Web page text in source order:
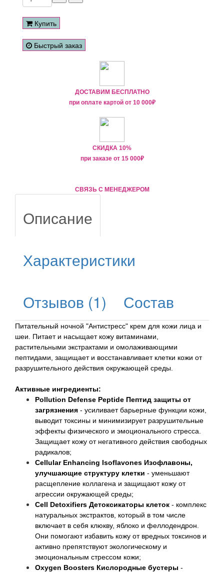
Купить
Быстрый заказ
ДОСТАВИМ БЕСПЛАТНО
при оплате картой от 10 000₽
СКИДКА 10%
при заказе от 15 000₽
СВЯЗЬ С МЕНЕДЖЕРОМ
Описание
Характеристики
Отзывов (1)
Состав
Питательный ночной "Антистресс" крем для кожи лица и
шеи. Питает и насыщает кожу витаминами,
растительными экстрактами и омолаживающими
пептидами, защищает и восстанавливает клетки кожи от
разрушительного действия окружающей среды.
Активные ингредиенты:
Pollution Defense Peptide Пептид защиты от
загрязнения - усиливает барьерные функции кожи,
выводит токсины и минимизирует разрушительные
эффекты физического и эмоционального стресса.
Защищает кожу от негативного действия свободных
радикалов;
Cellular Enhancing Isoflavones Изофлавоны,
улучшающие структуру клетки - уменьшают
расщепление коллагена и защищают кожу от
агрессии окружающей среды;
Cell Detoxifiers Детоксикаторы клеток - комплекс
натуральных экстрактов, который в том числе
включает в себя клюкву, яблоко и феллодендрон.
Они помогают избавить кожу от вредных токсинов и
активно препятствуют экологическому и
эмоциональным стрессом кожи;
Oxygen Boosters Кислородные бустеры -